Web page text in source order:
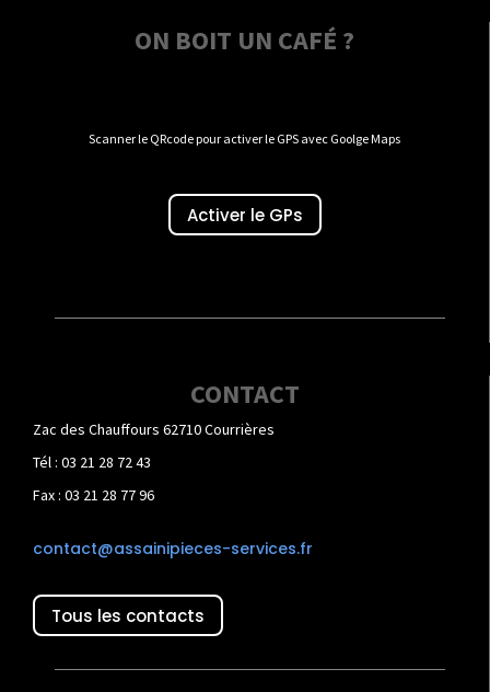
ON BOIT UN CAFÉ ?
Scanner le QRcode pour activer le GPS avec Goolge Maps
Activer le GPs
CONTACT
Zac des Chauffours 62710 Courrières
Tél : 03 21 28 72 43
Fax : 03 21 28 77 96
contact@assainipieces-services.fr
Tous les contacts